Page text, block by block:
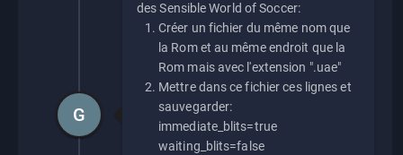
des Sensible World of Soccer:
Créer un fichier du même nom que
la Rom et au même endroit que la
Rom mais avec l'extension ".uae"
Mettre dans ce fichier ces lignes et
sauvegarder:
immediate_blits=true
waiting_blits=false
G